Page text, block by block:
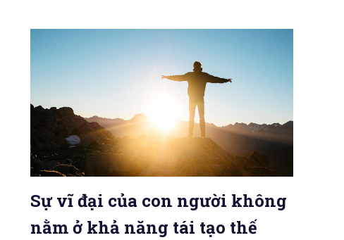
Sự vĩ đại của con người không
nằm ở khả năng tái tạo thế